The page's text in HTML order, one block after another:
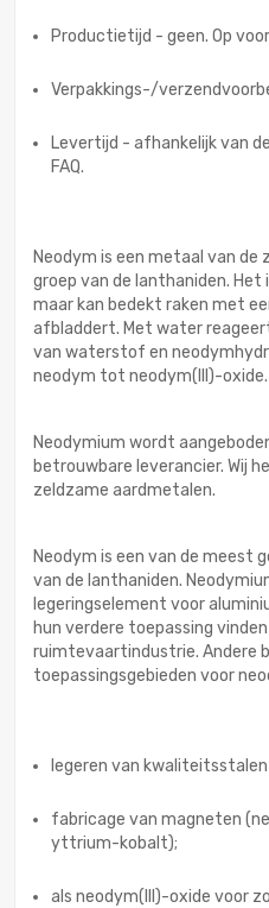
Productietijd - geen. Op
Verpakkings-/
Levertijd - afhankelijk van
FAQ.
Neodym is een metaal van
groep van de lanthaniden.
maar kan bedekt raken met
afbladdert. Met water
van waterstof en
neodym tot neodym(III)-oxide.
Neodymium wordt
betrouwbare leverancier. Wij
zeldzame aardmetalen.
Neodym is een van de meest
van de lanthaniden.
legeringselement voor
hun verdere toepassing
ruimtevaartindustrie. Andere
toepassingsgebieden voor
legeren van
fabricage van magneten
yttrium-kobalt);
als neodym(III)-oxide voor